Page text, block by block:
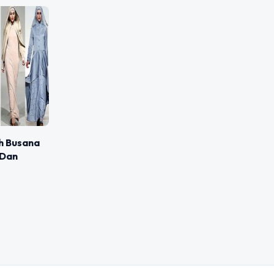
Busana